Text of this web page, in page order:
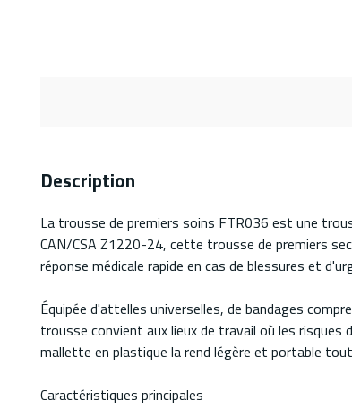
Description
La trousse de premiers soins FTR036 est une
CAN/CSA Z1220-24, cette trousse de premiers
réponse médicale rapide en cas de blessures et
Équipée d'attelles universelles, de bandages
trousse convient aux lieux de travail où les
mallette en plastique la rend légère et portable
Caractéristiques principales